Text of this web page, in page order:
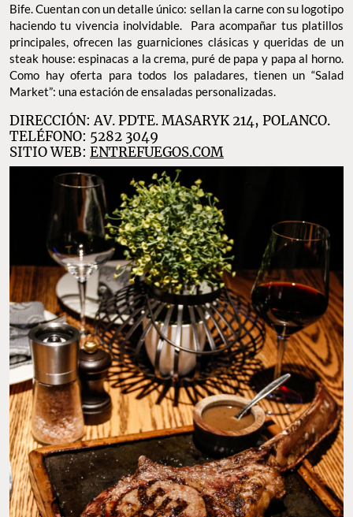
Bife. Cuentan con un detalle único: sellan la carne con su logotipo
haciendo tu vivencia inolvidable. Para acompañar tus platillos
principales, ofrecen las guarniciones clásicas y queridas de un
steak house: espinacas a la crema, puré de papa y papa al horno.
Como hay oferta para todos los paladares, tienen un “Salad
Market”: una estación de ensaladas personalizadas.
DIRECCIÓN: AV. PDTE. MASARYK 214, POLANCO.
TELÉFONO: 5282 3049
SITIO WEB: ENTREFUEGOS.COM